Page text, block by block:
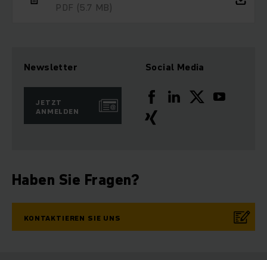
PDF (5.7 MB)
Newsletter
JETZT
ANMELDEN
Social Media
Haben Sie Fragen?
KONTAKTIEREN SIE UNS